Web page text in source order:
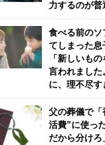
力するのが普
食べる前のソ
てしまった息
「新しいも
言われました
に、理不尽す
父の葬儀で「
活費”に使っ
だから分け